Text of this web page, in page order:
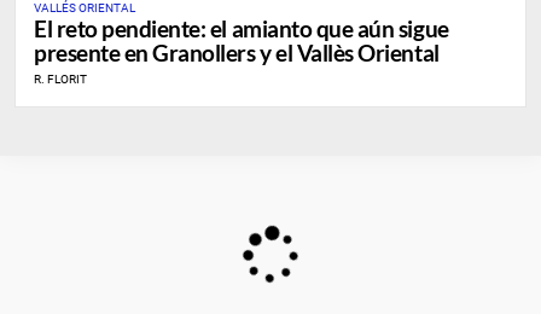
VALLÉS ORIENTAL
El reto pendiente: el amianto que aún sigue
presente en Granollers y el Vallès Oriental
R. FLORIT